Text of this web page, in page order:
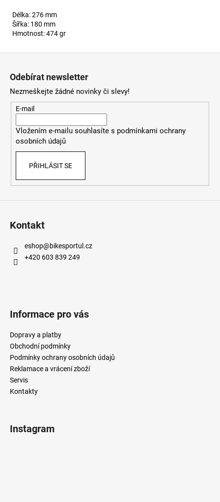
Délka: 276 mm
Šířka: 180 mm
Hmotnost: 474 gr
Odebírat newsletter
Nezmeškejte žádné novinky či slevy!
E-mail
Vložením e-mailu souhlasíte s podmínkami ochrany
osobních údajů
PŘIHLÁSIT SE
Kontakt
eshop@bikesportul.cz
+420 603 839 249
Informace pro vás
Dopravy a platby
Obchodní podmínky
Podmínky ochrany osobních údajů
Reklamace a vrácení zboží
Servis
Kontakty
Instagram